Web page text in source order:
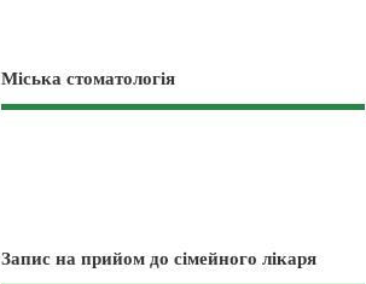
Міська стоматологія
Запис на прийом до сімейного лікаря